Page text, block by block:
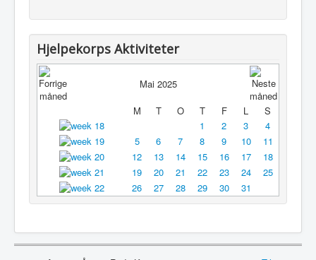
Hjelpekorps Aktiviteter
Mai 2025
M
T O T F L
S
1
2 3
4
5
6 7 8 9 10
11
12
13 14 15 16 17
18
19
20 21 22 23 24
25
26
27 28 29 30 31